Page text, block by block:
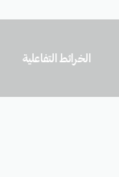
الخرائط التفاعلية